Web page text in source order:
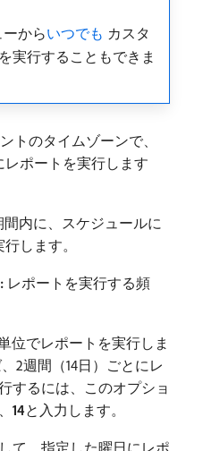
ーからいつでも カスタ
実行することもできま
トのタイムゾーンで、
ポートを実行します
内に、スケジュールに
します。
レポートを実行する頻
位でレポートを実行しま
2週間（14日）ごとにレ
するには、このオプショ
14​と入力します。
て、指定した曜日にレポ